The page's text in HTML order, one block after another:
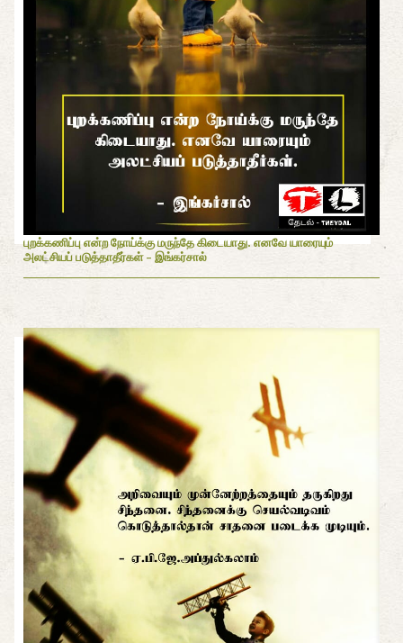
புறக்கணிப்பு என்ற நோய்க்கு மருந்தே கிடையாது. எனவே யாரையும்
அலட்சியப் படுத்தாதீர்கள் - இங்கர்சால்